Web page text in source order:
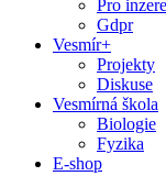
Pro
Gdpr
Vesmír+
Projekty
Diskuse
Vesmírná škola
Biologie
Fyzika
E-shop